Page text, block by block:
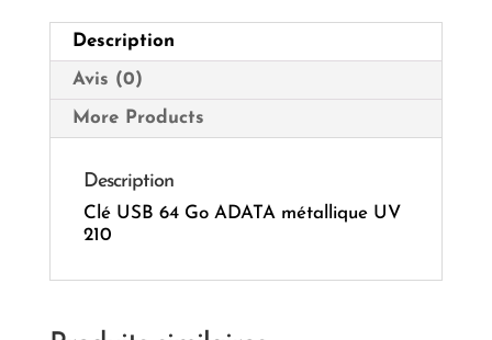
Description
Avis (0)
More Products
Description
Clé USB 64 Go ADATA métallique UV
210